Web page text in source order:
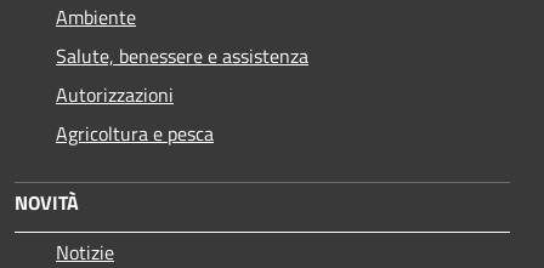
Ambiente
Salute, benessere e assistenza
Autorizzazioni
Agricoltura e pesca
NOVITÀ
Notizie